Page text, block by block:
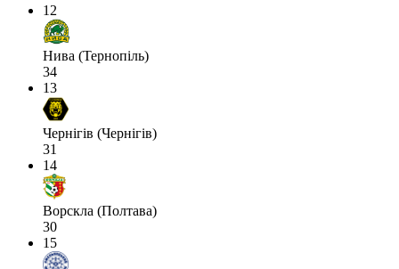
12
Нива (Тернопіль)
34
13
Чернігів (Чернігів)
31
14
Ворскла (Полтава)
30
15